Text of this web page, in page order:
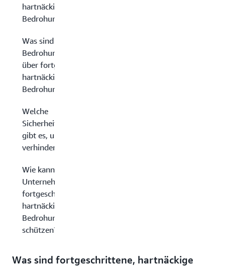
hartnäckigen
Bedrohung?
Was sind
Bedrohungsinformationen
über fortgeschrittene,
hartnäckige
Bedrohungen?
Welche
Sicherheitsmaßnahmen
gibt es, um APTs zu
verhindern?
Wie kann AWS
Unternehmen vor
fortgeschrittenen,
hartnäckigen
Bedrohungen
schützen?
Was sind fortgeschrittene, hartnäckige